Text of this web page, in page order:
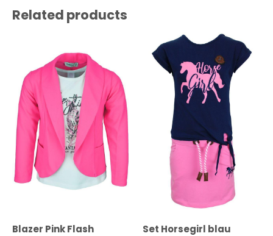
Related products
Blazer Pink Flash Set Horsegirl blau